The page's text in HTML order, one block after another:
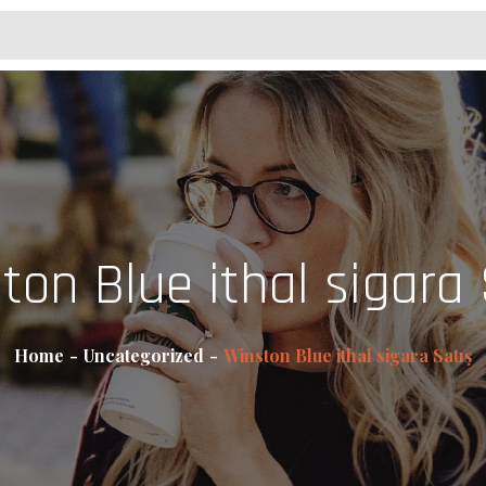
Blue ithal sigara
Home Uncategorized Winston Blue ithal sigara Satış